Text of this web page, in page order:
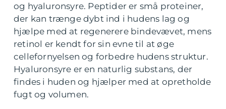
og hyaluronsyre. Peptider er små proteiner,
der kan trænge dybt ind i hudens lag og
hjælpe med at regenerere bindevævet, mens
retinol er kendt for sin evne til at øge
cellefornyelsen og forbedre hudens struktur.
Hyaluronsyre er en naturlig substans, der
findes i huden og hjælper med at opretholde
fugt og volumen.